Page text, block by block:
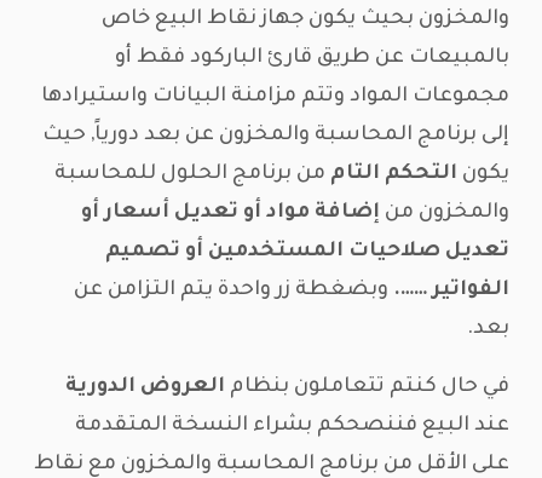
والمخزون بحيث يكون جهاز نقاط البيع خاص
بالمبيعات عن طريق قارئ الباركود فقط أو
مجموعات المواد وتتم مزامنة البيانات واستيرادها
إلى برنامج المحاسبة والمخزون عن بعد دورياً, حيث
يكون التحكم التام من برنامج الحلول للمحاسبة
والمخزون من إضافة مواد أو تعديل أسعار أو
تعديل صلاحيات المستخدمين أو تصميم
الفواتير ……. وبضغطة زر واحدة يتم التزامن عن
بعد.
في حال كنتم تتعاملون بنظام العروض الدورية
عند البيع فننصحكم بشراء النسخة المتقدمة
على الأقل من برنامج المحاسبة والمخزون مع نقاط